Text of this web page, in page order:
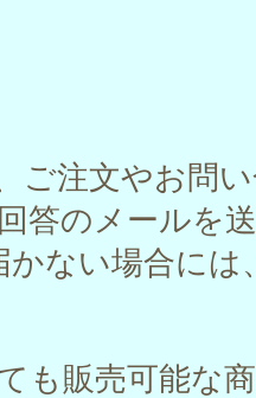
ご注文やお問
答のメールを
かない場合に
も販売可能な